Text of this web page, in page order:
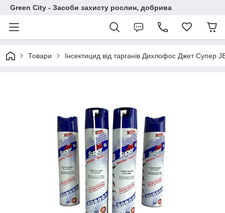
Green City - Засоби захисту рослин, добрива
Товари Інсектицид від тарганів Дихлофос Джет Супер